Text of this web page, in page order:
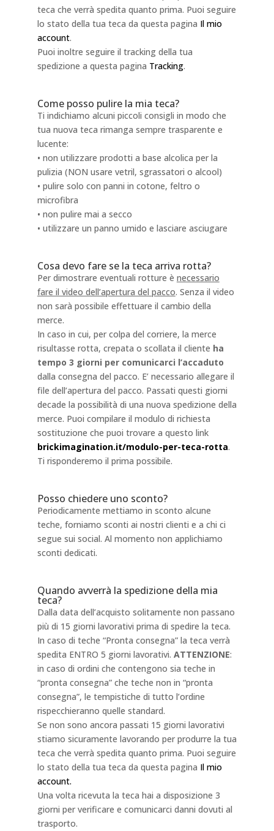
teca che verrà spedita quanto prima. Puoi seguire
lo stato della tua teca da questa pagina Il mio
account.
Puoi inoltre seguire il tracking della tua
spedizione a questa pagina Tracking.
Come posso pulire la mia teca?
Ti indichiamo alcuni piccoli consigli in modo che
tua nuova teca rimanga sempre trasparente e
lucente:
• non utilizzare prodotti a base alcolica per la
pulizia (NON usare vetril, sgrassatori o alcool)
• pulire solo con panni in cotone, feltro o
microfibra
• non pulire mai a secco
• utilizzare un panno umido e lasciare asciugare
Cosa devo fare se la teca arriva rotta?
Per dimostrare eventuali rotture è necessario
fare il video dell’apertura del pacco. Senza il video
non sarà possibile effettuare il cambio della
merce.
In caso in cui, per colpa del corriere, la merce
risultasse rotta, crepata o scollata il cliente ha
tempo 3 giorni per comunicarci l’accaduto
dalla consegna del pacco. E’ necessario allegare il
file dell’apertura del pacco. Passati questi giorni
decade la possibilità di una nuova spedizione della
merce. Puoi compilare il modulo di richiesta
sostituzione che puoi trovare a questo link
brickimagination.it/modulo-per-teca-rotta.
Ti risponderemo il prima possibile.
Posso chiedere uno sconto?
Periodicamente mettiamo in sconto alcune
teche, forniamo sconti ai nostri clienti e a chi ci
segue sui social. Al momento non applichiamo
sconti dedicati.
Quando avverrà la spedizione della mia
teca?
Dalla data dell’acquisto solitamente non passano
più di 15 giorni lavorativi prima di spedire la teca.
In caso di teche “Pronta consegna” la teca verrà
spedita ENTRO 5 giorni lavorativi. ATTENZIONE:
in caso di ordini che contengono sia teche in
“pronta consegna” che teche non in “pronta
consegna”, le tempistiche di tutto l’ordine
rispecchieranno quelle standard.
Se non sono ancora passati 15 giorni lavorativi
stiamo sicuramente lavorando per produrre la tua
teca che verrà spedita quanto prima. Puoi seguire
lo stato della tua teca da questa pagina Il mio
account.
Una volta ricevuta la teca hai a disposizione 3
giorni per verificare e comunicarci danni dovuti al
trasporto.